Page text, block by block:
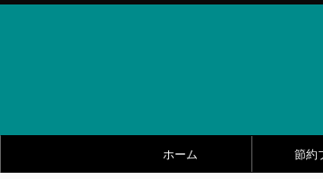
ホーム 節約